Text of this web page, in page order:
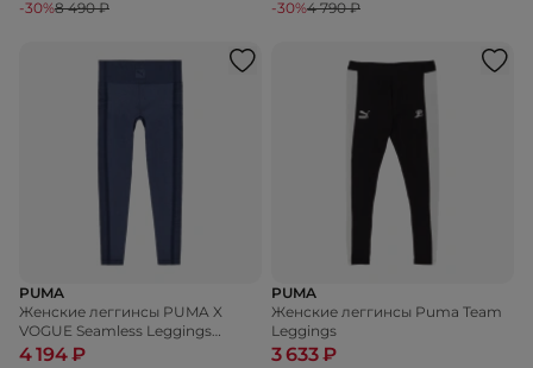
-30%8 490 ₽ -30%4 790 ₽
PUMA
Женские леггинсы PUMA X
VOGUE Seamless Leggings
Parisian
4 194 ₽
PUMA
Женские леггинсы Puma Team
Leggings
3 633 ₽